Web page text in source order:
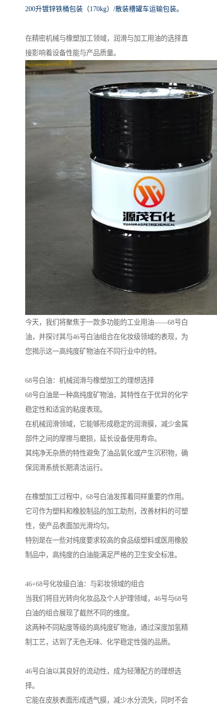
200升镀锌铁桶包装（170kg）/散装槽罐车运输包装。
在精密机械与橡塑加工领域，润滑与加工用油的选择直
接影响着设备性能与产品质量。
今天，我们将聚焦于一款多功能的工业用油——68号白
油，并探讨其与46号白油组合在化妆级领域的表现，为
您揭示这一高纯度矿物油在不同行业中的特。
68号白油：机械润滑与橡塑加工的理想选择
68号白油是一种高纯度矿物油，其特性在于优异的化学
稳定性和适宜的粘度表现。
在机械润滑领域，它能够形成稳定的润滑膜，减少金属
部件之间的摩擦与磨损，延长设备使用寿命。
其纯净无杂质的特性避免了油品氧化或产生沉积物，确
保润滑系统长期清洁运行。
在橡塑加工过程中，68号白油发挥着同样重要的作用。
它可作为塑料和橡胶制品的加工助剂，改善材料的可塑
性，使产品表面加光滑均匀。
特别是在一些对纯度要求较高的食品级塑料或医用橡胶
制品中，高纯度的白油能满足严格的卫生安全标准。
46+68号化妆级白油：与彩妆领域的组合
当我们将目光转向化妆品及个人护理领域，46号与68号
白油的组合展现了截然不同的维度。
这两种不同粘度等级的高纯度矿物油，通过深度加氢精
制工艺，达到了无色无味、化学稳定性强的品质。
46号白油以其良好的流动性，成为轻薄配方的理想选
择。
它能在皮肤表面形成透气膜，减少水分流失，同时不会